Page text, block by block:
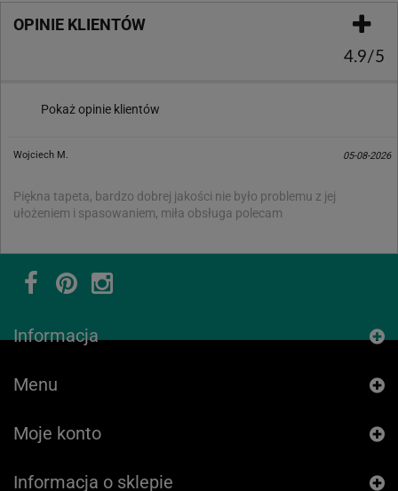
OPINIE KLIENTÓW
4.9/5
Pokaż opinie klientów
Wojciech M. 05-08-2026
Piękna tapeta, bardzo dobrej jakości nie było problemu z jej
ułożeniem i spasowaniem, miła obsługa polecam
Informacja
Menu
Moje konto
Informacja o sklepie